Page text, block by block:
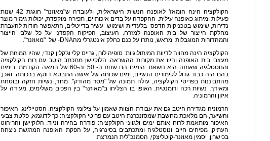
הקולקציה הינה הומאז' לאופנה הנשית הישראלית, ולעובדה ש"מאוזנר" חוגגת 42 שנות
פעילות ומיתוג כאופנה עילית. ההקפדה על בדים איכותיים, תפירה מוקפדת, יכולות גימור מוצר
נדירות, שימוש בטכניקות הדפס בלעדיות ושימוש עשיר בדייטלים, התאפשר הודות להעברת
מחלקת הייצור של בית האופנה למזרח. העיצוב, הפיקוח הקפדני על כל שלבי הייצור
והמהדורות המוגבלות מראש, נותרו על כנם כחלק אינטגרלי מהDNA- של "מאוזנר".
הקולקציה הינה מחווה לדיוות המיתולוגיות: סופיה לורן, גרייס קלי וג'קלין קנדי, שהיו המוזות של
מעצבי בית האופנה והיוו את מקורות ההשראה. הלוקיישן מתכתב היטב עם רוח הקולקציה
והנוסטלגיה שאותה היא נושאת. הימים הם שנות ה- 50 וה-60 של המאה הקודמת. בימים
בהם היה כבוד גדול לקימורים הנשיים, ימים שכוחה של אישה התבטא דווקא ברכותה. ואכן,
מהתבוננות בפריטי הקולקציה, עולה תמונה של "מסר מהודק". מחד, נשיות חזקה ובוטחת
ומאידך, נשיות רכה ורומנטית. האופן בו הצליחו ב"מאוזנר" בין הפכים משלימים, מעידה על
איזון והרמוניה.
הרמוניה מגדירה היטב גם את עבודת הצוות שאמון על צילומי הקולקציה. הסטיילינג, האיפור
והשיער, הם מלאכת מחשבת שמסונכרנת היטב עם פריטי הקולקציה: כך לדוגמא, פלטת צבעי
האיפור מותאמת לרוח אותם ימים ולגווני הקולקציה: פודרה בהירה וניוד. הלוקיישן והריהוט
העתיק, מפיחים חיים ונוסטלגיה ומתכתבים בסינרגיה, על הפקת האופנה המרגשת ניצחה
בכישרון, יסמין מאוזנר-קוטליצקי, הסמנכ"לית הנמרצת.